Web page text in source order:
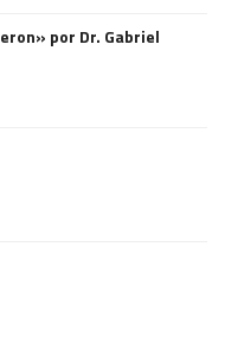
por Dr. Gabriel